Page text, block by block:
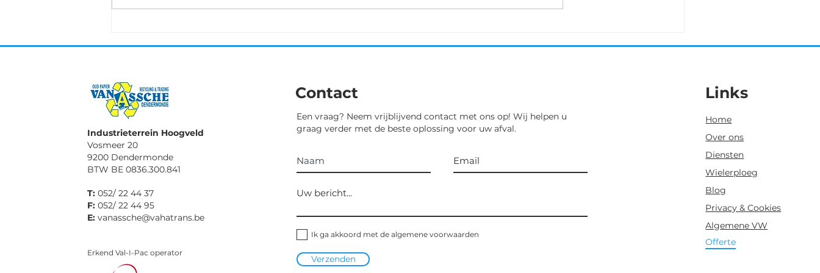
deelneemsters...
Industrieterrein Hoogveld
Vosmeer 20
9200 Dendermonde
BTW BE 0836.300.841
T: 052/ 22 44 37
F:052/ 22 44 95
E: vanassche@vahatrans.be
Erkend Val-I-Pac operator
Contact
Een vraag? Neem vrijblijvend contact met ons op! Wij helpen u
graag verder met de beste oplossing voor uw afval.
Ik ga akkoord met de algemene voorwaarden
Verzenden
Links
Home
Over ons
Diensten
Wielerploeg
Blog
Privacy & Cookies
Algemene VW
Offerte